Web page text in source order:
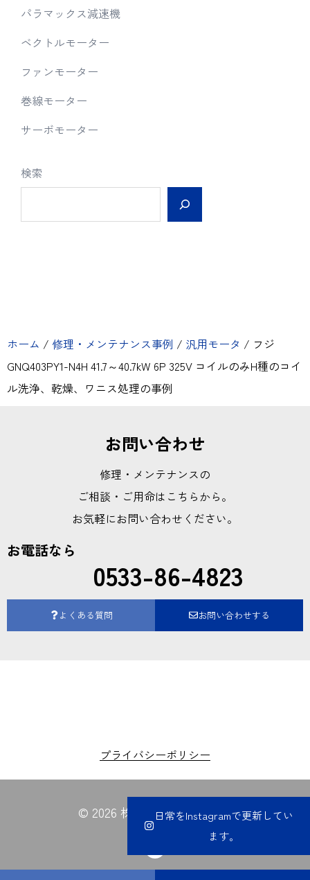
パラマックス減速機
ベクトルモーター
ファンモーター
巻線モーター
サーボモーター
検索
日常をInstagramで更新してい
ます。
ホーム / 修理・メンテナンス事例 / 汎用モータ / フジ
GNQ403PY1-N4H 41.7～40.7kW 6P 325V コイルのみH種のコイ
ル洗浄、乾燥、ワニス処理の事例
お問い合わせ
修理・メンテナンスの
ご相談・ご用命はこちらから。
お気軽にお問い合わせください。
お電話なら
0533-86-4823
よくある質問 お問い合わせする
プライバシーポリシー
© 2026 株式会社夏目電業所